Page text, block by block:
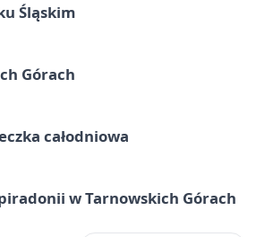
Śląskim
Górach
całodniowa
w Tarnowskich Górach